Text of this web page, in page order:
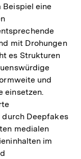
Beispiel eine
mit Drohungen
es Strukturen
und
einsetzen.
Deepfakes
medialen
im